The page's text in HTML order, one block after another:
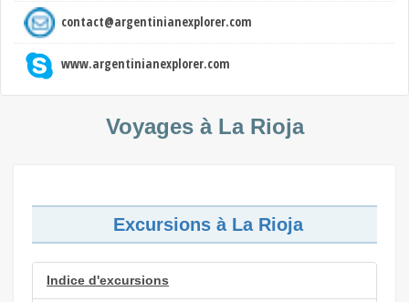
contact@argentinianexplorer.com
www.argentinianexplorer.com
Voyages à La Rioja
Excursions à La Rioja
Indice d'excursions